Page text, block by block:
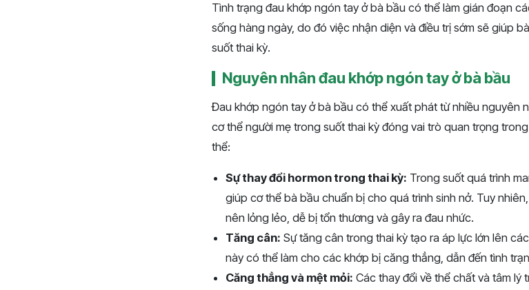
Tình trạng đau khớp ngón tay ở bà bầu có thể làm gián đoạn
sống hàng ngày, do đó việc nhận diện và điều trị sớm sẽ giúp
suốt thai kỳ.
Nguyên nhân đau khớp ngón tay ở bà bầu
Đau khớp ngón tay ở bà bầu có thể xuất phát từ nhiều nguyên
cơ thể người mẹ trong suốt thai kỳ đóng vai trò quan trọng
thể:
Sự thay đổi hormon trong thai kỳ: Trong suốt quá trình
giúp cơ thể bà bầu chuẩn bị cho quá trình sinh nở. Tuy
nên lỏng lẻo, dễ bị tổn thương và gây ra đau nhức.
Tăng cân: Sự tăng cân trong thai kỳ tạo ra áp lực lớn lên
này có thể làm cho các khớp bị căng thẳng, dẫn đến tình
Căng thẳng và mệt mỏi: Các thay đổi về thể chất và tâm